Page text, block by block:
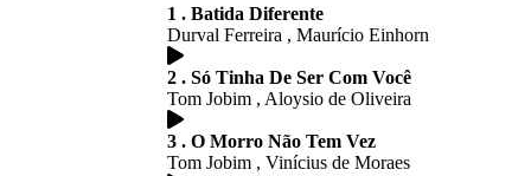
1 . Batida Diferente
Durval Ferreira , Maurício Einhorn
2 . Só Tinha De Ser Com Você
Tom Jobim , Aloysio de Oliveira
3 . O Morro Não Tem Vez
Tom Jobim , Vinícius de Moraes